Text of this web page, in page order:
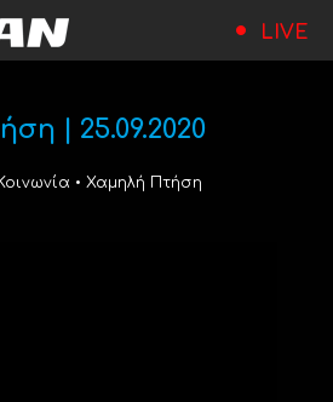
LIVE
| 25.09.2020
• Χαμηλή Πτήση